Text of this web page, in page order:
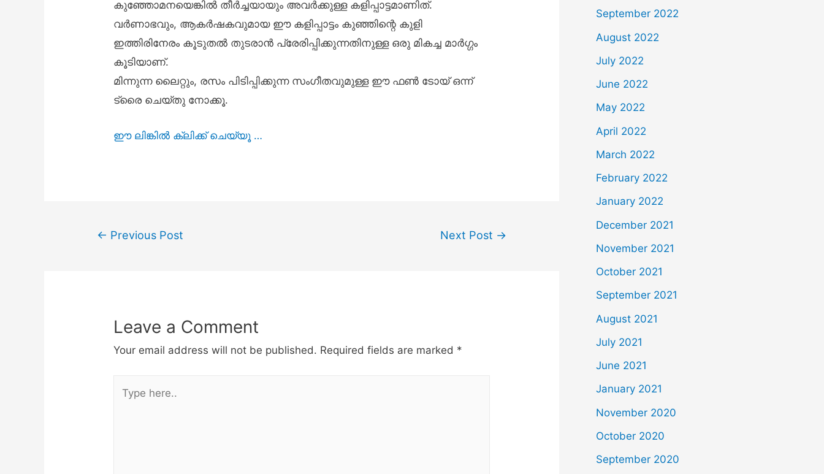
കുഞ്ഞോമനയെങ്കിൽ തീർച്ചയായും അവർക്കുള്ള കളിപ്പാട്ടമാണിത്.
വർണാഭവും, ആകർഷകവുമായ ഈ കളിപ്പാട്ടം കുഞ്ഞിന്റെ കുളി
ഇത്തിരിനേരം കൂടുതൽ തുടരാൻ പ്രേരിപ്പിക്കുന്നതിനുള്ള ഒരു മികച്ച മാർഗ്ഗം
കൂടിയാണ്.
മിന്നുന്ന ലൈറ്റും, രസം പിടിപ്പിക്കുന്ന സംഗീതവുമുള്ള ഈ ഫൺ ടോയ് ഒന്ന്
ട്രൈ ചെയ്തു നോക്കൂ.
ഈ ലിങ്കിൽ ക്ലിക്ക് ചെയ്യൂ …
← Previous Post Next Post →
Leave a Comment
Your email address will not be published. Required fields are marked *
September 2022
August 2022
July 2022
June 2022
May 2022
April 2022
March 2022
February 2022
January 2022
December 2021
November 2021
October 2021
September 2021
August 2021
July 2021
June 2021
January 2021
November 2020
October 2020
September 2020